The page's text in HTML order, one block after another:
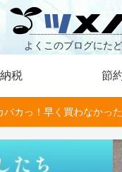
よくこのブログにた
税 節
バカっ！早く買わなかっ